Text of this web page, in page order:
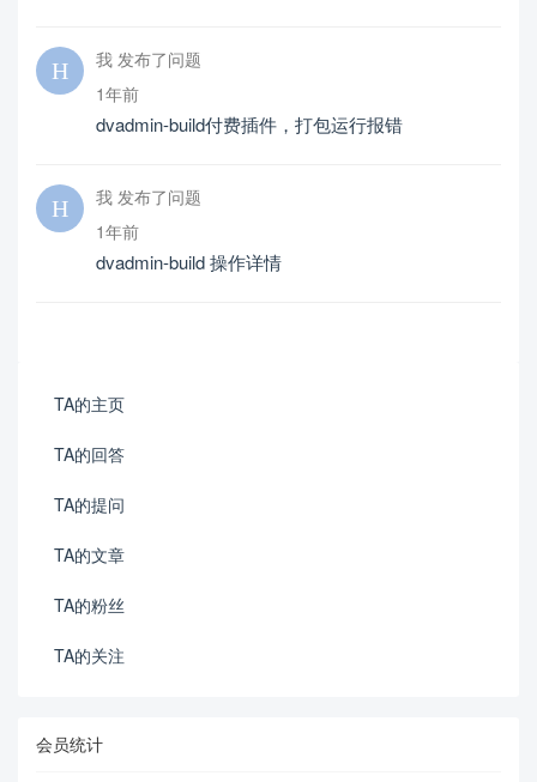
我 发布了问题
1年前
dvadmin-build付费插件，打包运行报错
我 发布了问题
1年前
dvadmin-build 操作详情
TA的主页
TA的回答
TA的提问
TA的文章
TA的粉丝
TA的关注
会员统计